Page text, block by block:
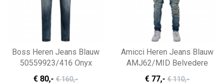
Boss Heren Jeans Blauw
50559923/416 Onyx
€ 80,- € 160,-
Amicci Heren Jeans Blauw
AMJ62/MID Belvedere
€ 77,- € 110,-